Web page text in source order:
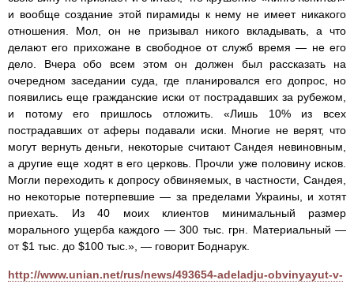
и вообще создание этой пирамиды к нему не имеет никакого
отношения. Мол, он не призывал никого вкладывать, а что
делают его прихожане в свободное от служб время — не его
дело. Вчера обо всем этом он должен был рассказать на
очередном заседании суда, где планировался его допрос, но
появились еще гражданские иски от пострадавших за рубежом,
и потому его пришлось отложить. «Лишь 10% из всех
пострадавших от аферы подавали иски. Многие не верят, что
могут вернуть деньги, некоторые считают Сандея невиновным,
а другие еще ходят в его церковь. Прочли уже половину исков.
Могли переходить к допросу обвиняемых, в частности, Сандея,
но некоторые потерпевшие — за пределами Украины, и хотят
приехать. Из 40 моих клиентов минимальный размер
морального ущерба каждого — 300 тыс. грн. Материальный —
от $1 тыс. до $100 тыс.», — говорит Боднарук.
http://www.unian.net/rus/news/493654-adeladju-obvinyayut-v-